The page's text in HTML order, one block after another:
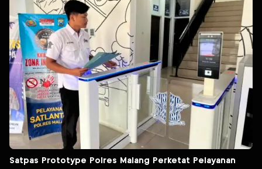
Satpas Prototype Polres Malang Perketat Pelayanan